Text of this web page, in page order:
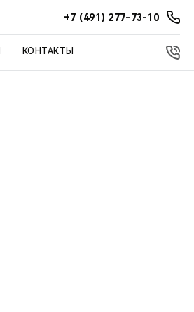
+7 (491) 277-73-10
КОНТАКТЫ